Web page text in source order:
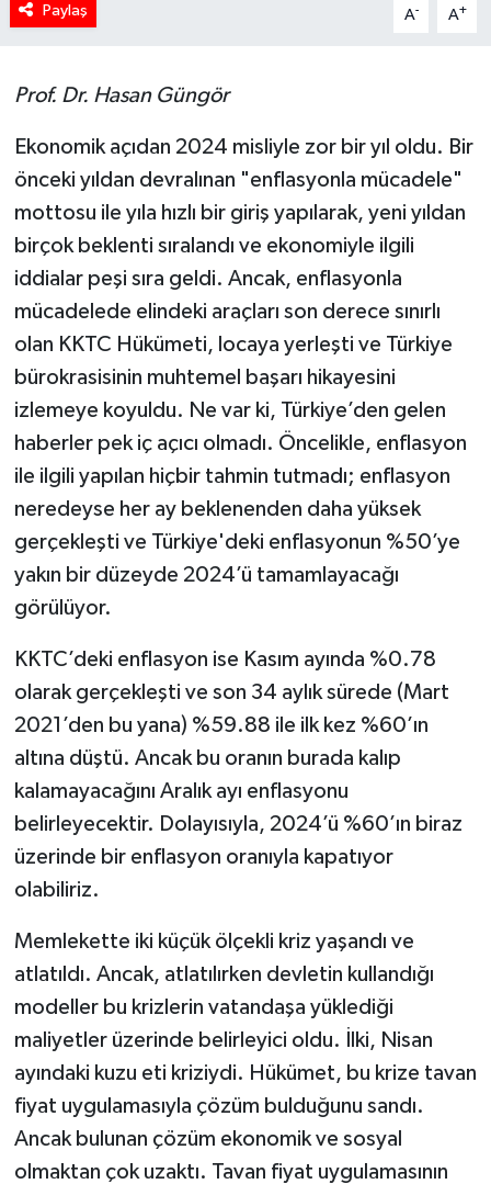
Paylaş A- A+
Prof. Dr. Hasan Güngör
Ekonomik açıdan 2024 misliyle zor bir yıl oldu. Bir
önceki yıldan devralınan "enflasyonla mücadele"
mottosu ile yıla hızlı bir giriş yapılarak, yeni yıldan
birçok beklenti sıralandı ve ekonomiyle ilgili
iddialar peşi sıra geldi. Ancak, enflasyonla
mücadelede elindeki araçları son derece sınırlı
olan KKTC Hükümeti, locaya yerleşti ve Türkiye
bürokrasisinin muhtemel başarı hikayesini
izlemeye koyuldu. Ne var ki, Türkiye’den gelen
haberler pek iç açıcı olmadı. Öncelikle, enflasyon
ile ilgili yapılan hiçbir tahmin tutmadı; enflasyon
neredeyse her ay beklenenden daha yüksek
gerçekleşti ve Türkiye'deki enflasyonun %50’ye
yakın bir düzeyde 2024’ü tamamlayacağı
görülüyor.
KKTC’deki enflasyon ise Kasım ayında %0.78
olarak gerçekleşti ve son 34 aylık sürede (Mart
2021’den bu yana) %59.88 ile ilk kez %60’ın
altına düştü. Ancak bu oranın burada kalıp
kalamayacağını Aralık ayı enflasyonu
belirleyecektir. Dolayısıyla, 2024’ü %60’ın biraz
üzerinde bir enflasyon oranıyla kapatıyor
olabiliriz.
Memlekette iki küçük ölçekli kriz yaşandı ve
atlatıldı. Ancak, atlatılırken devletin kullandığı
modeller bu krizlerin vatandaşa yüklediği
maliyetler üzerinde belirleyici oldu. İlki, Nisan
ayındaki kuzu eti kriziydi. Hükümet, bu krize tavan
fiyat uygulamasıyla çözüm bulduğunu sandı.
Ancak bulunan çözüm ekonomik ve sosyal
olmaktan çok uzaktı. Tavan fiyat uygulamasının